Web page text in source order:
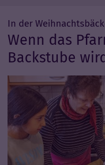
In der
Wenn das
Backstube